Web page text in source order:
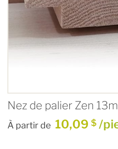
Nez de palier Zen
À partir de 10,09 $ /